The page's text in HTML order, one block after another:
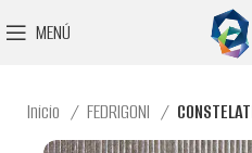
MENÚ
Inicio FEDRIGONI